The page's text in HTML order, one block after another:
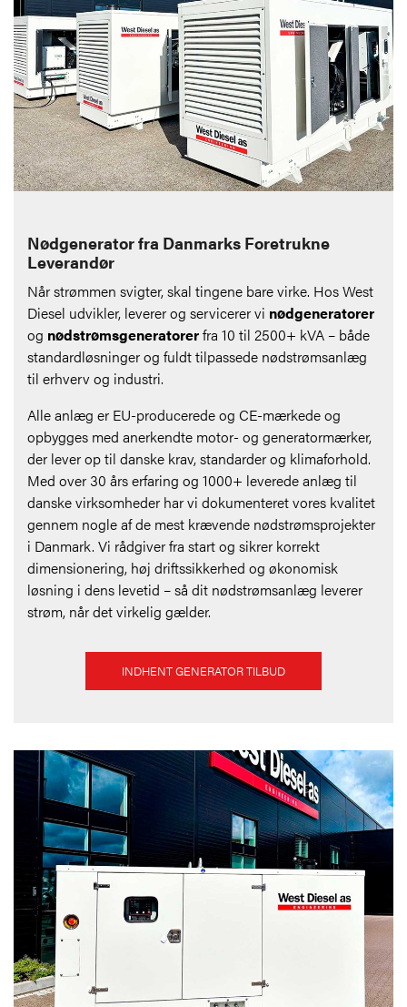
Nødgenerator fra Danmarks Foretrukne
Leverandør
Når strømmen svigter, skal tingene bare virke. Hos West
Diesel udvikler, leverer og servicerer vi nødgeneratorer
og nødstrømsgeneratorerfra 10 til 2500+ kVA – både
standardløsninger og fuldt tilpassede nødstrømsanlæg
til erhverv og industri.
Alle anlæg er EU-producerede og CE-mærkede og
opbygges med anerkendte motor- og generatormærker,
der lever op til danske krav, standarder og klimaforhold.
Med over 30 års erfaring og 1000+ leverede anlæg til
danske virksomheder har vi dokumenteret vores kvalitet
gennem nogle af de mest krævende nødstrømsprojekter
i Danmark. Vi rådgiver fra start og sikrer korrekt
dimensionering, høj driftssikkerhed og økonomisk
løsning i dens levetid – så dit nødstrømsanlæg leverer
strøm, når det virkelig gælder.
INDHENT GENERATOR TILBUD